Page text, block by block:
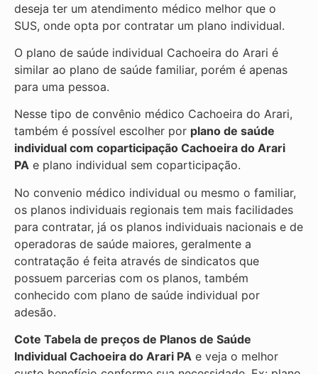
deseja ter um atendimento médico melhor que o
SUS, onde opta por contratar um plano individual.
O plano de saúde individual Cachoeira do Arari é
similar ao plano de saúde familiar, porém é apenas
para uma pessoa.
Nesse tipo de convênio médico Cachoeira do Arari,
também é possível escolher por plano de saúde
individual com coparticipação Cachoeira do Arari
PA e plano individual sem coparticipação.
No convenio médico individual ou mesmo o familiar,
os planos individuais regionais tem mais facilidades
para contratar, já os planos individuais nacionais e de
operadoras de saúde maiores, geralmente a
contratação é feita através de sindicatos que
possuem parcerias com os planos, também
conhecido com plano de saúde individual por
adesão.
Cote Tabela de preços de Planos de Saúde
Individual Cachoeira do Arari PA e veja o melhor